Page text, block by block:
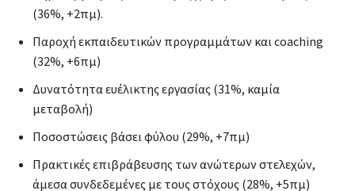
(36%, +2πμ).
Παροχή εκπαιδευτικών προγραμμάτων και coaching
(32%, +6πμ)
Δυνατότητα ευέλικτης εργασίας (31%, καμία
μεταβολή)
Ποσοστώσεις βάσει φύλου (29%, +7πμ)
Πρακτικές επιβράβευσης των ανώτερων στελεχών,
άμεσα συνδεδεμένες με τους στόχους (28%, +5πμ)